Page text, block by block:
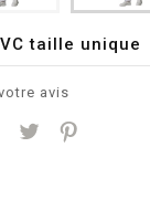
taille unique
avis